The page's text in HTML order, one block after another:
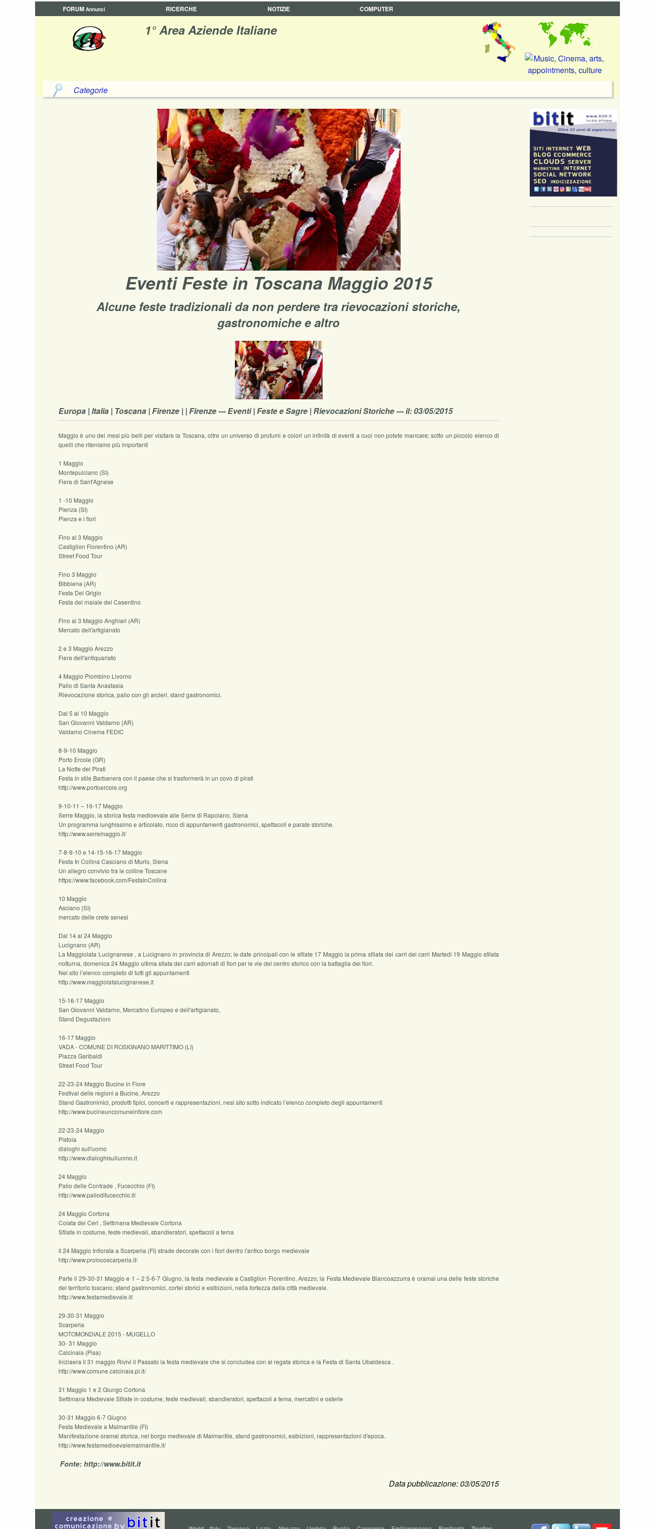
FORUM Annunci RICERCHE NOTIZIE COMPUTER
1° Area Aziende Italiane
Categorie
Eventi Feste in Toscana Maggio 2015
Alcune feste tradizionali da non perdere tra rievocazioni storiche,
gastronomiche e altro
Europa | Italia | Toscana | Firenze | | Firenze --- Eventi | Feste e Sagre | Rievocazioni Storiche --- il: 03/05/2015
Maggio è uno dei mesi più belli per visitare la Toscana, oltre un universo di profumi e colori un infinità di eventi a cuoi non potete mancare; sotto un piccolo elenco di
quelli che riteniamo più importanti
1 Maggio
Montepulciano (SI)
Fiera di Sant'Agnese
1 -10 Maggio
Pienza (SI)
Pienza e i fiori
Fino al 3 Maggio
Castiglion Fiorentino (AR)
Street Food Tour
Fino 3 Maggio
Bibbiena (AR)
Festa Del Grigio
Festa del maiale del Casentino
Fino al 3 Maggio Anghiari (AR)
Mercato dell'artigianato
2 e 3 Maggio Arezzo
Fiera dell'antiquariato
4 Maggio Piombino Livorno
Palio di Santa Anastasia
Rievocazione storica, palio con gli arcieri, stand gastronomici.
Dal 5 al 10 Maggio
San Giovanni Valdarno (AR)
Valdarno Cinema FEDIC
8-9-10 Maggio
Porto Ercole (GR)
La Notte dei Pirati
Festa in stile Barbanera con il paese che si trasformerà in un covo di pirati
http://www.portoercole.org
9-10-11 – 16-17 Maggio
Serre Maggio, la storica festa medioevale alle Serre di Rapolano, Siena
Un programma lunghissimo e articolato, ricco di appuntamenti gastronomici, spettacoli e parate storiche.
http://www.serremaggio.it/
7-8-9-10 e 14-15-16-17 Maggio
Festa In Collina Casciano di Murlo, Siena
Un allegro convivio tra le colline Toscane
https://www.facebook.com/FestaInCollina
10 Maggio
Asciano (SI)
mercato delle crete senesi
Dal 14 al 24 Maggio
Lucignano (AR)
La Maggiolata Lucignanese , a Lucignano in provincia di Arezzo; le date principali con le sfilate 17 Maggio la prima sfilata dei carri dei carri Martedì 19 Maggio sfilata
notturna, domenica 24 Maggio ultima sfiata dei carri adornati di fiori per le vie del centro storico con la battaglia dei fiori.
Nel sito l’elenco completo di tutti gli appuntamenti
http://www.maggiolatalucignanese.it
15-16-17 Maggio
San Giovanni Valdarno, Mercatino Europeo e dell'artigianato,
Stand Degustazioni
16-17 Maggio
VADA - COMUNE DI ROSIGNANO MARITTIMO (LI)
Piazza Garibaldi
Street Food Tour
22-23-24 Maggio Bucine in Fiore
Festival delle regioni a Bucine, Arezzo
Stand Gastronimici, prodotti tipici, concerti e rappresentazioni, nesl sito sotto indicato l’elenco completo degli appuntamenti
http://www.bucineuncomuneinfiore.com
22-23-24 Maggio
Pistoia
dialoghi sull'uomo
http://www.dialoghisulluomo.it
24 Maggio
Palio delle Contrade , Fucecchio (FI)
http://www.paliodifucecchio.it/
24 Maggio Cortona
Colata dei Ceri , Settimana Medievale Cortona
Sfilate in costume, feste medievali, sbandieratori, spettacoli a tema
il 24 Maggio Infiorata a Scarperia (FI) strade decorate con i fiori dentro l'antico borgo medievale
http://www.prolocoscarperia.it/
Parte il 29-30-31 Maggio e 1 – 2 5-6-7 Giugno, la festa medievale a Castiglion Fiorentino, Arezzo; la Festa Medievale Biancoazzurra è oramai una delle feste storiche
del territorio toscano; stand gastronomici, cortei storici e esibizioni, nella fortezza della città medievale.
http://www.festamedievale.it/
29-30-31 Maggio
Scarperia
MOTOMONDIALE 2015 - MUGELLO
30- 31 Maggio
Calcinaia (Pisa)
Iniziaera il 31 maggio Rivivi il Passato la festa medievale che si concludea con al regata storica e la Festa di Santa Ubaldesca .
http://www.comune.calcinaia.pi.it/
31 Maggio 1 e 2 Giungo Cortona
Settimana Medievale Sfilate in costume, feste medievali, sbandieratori, spettacoli a tema, mercatini e osterie
30-31 Maggio 6-7 Giugno
Festa Medievale a Malmantile (FI)
Manifestazione oramai storica, nel borgo medievale di Malmantile, stand gastronomici, esibizioni, rappresentazioni d'epoca.
http://www.festamedioevalemalmantile.it/
Fonte: http://www.bitit.it
Data pubblicazione: 03/05/2015